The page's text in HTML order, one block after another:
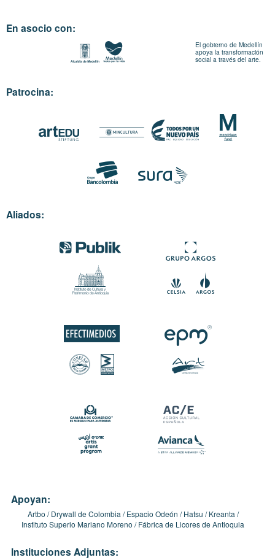
En asocio con:
El gobierno de Medellín
apoya la transformación
social a través del arte.
Patrocina:
Aliados:
Apoyan:
Artbo Drywall de Colombia Espacio Odeón Hatsu
Kreanta
Instituto Superio Mariano Moreno
Fábrica de Licores de Antioquia
Instituciones Adjuntas: